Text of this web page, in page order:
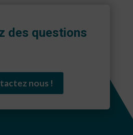
des questions
nous !